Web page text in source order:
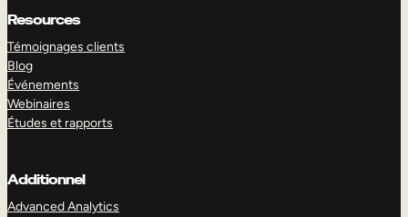
Resources
Témoignages clients
Blog
Événements
Webinaires
Études et rapports
Additionnel
Advanced Analytics